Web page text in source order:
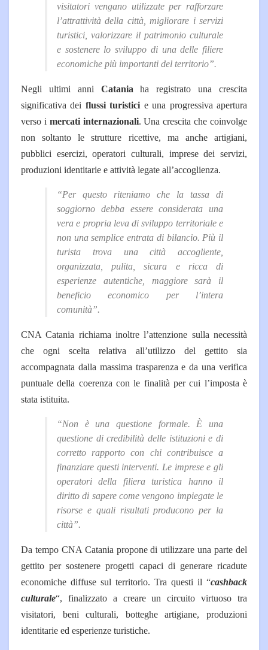
visitatori vengano utilizzate per rafforzare
l’attrattività della città, migliorare i servizi
turistici, valorizzare il patrimonio culturale
e sostenere lo sviluppo di una delle filiere
economiche più importanti del territorio”.
Negli ultimi anni Catania ha registrato una crescita
significativa dei flussi turistici e una progressiva apertura
verso i mercati internazionali. Una crescita che coinvolge
non soltanto le strutture ricettive, ma anche artigiani,
pubblici esercizi, operatori culturali, imprese dei servizi,
produzioni identitarie e attività legate all’accoglienza.
“Per questo riteniamo che la tassa di
soggiorno debba essere considerata una
vera e propria leva di sviluppo territoriale e
non una semplice entrata di bilancio. Più il
turista trova una città accogliente,
organizzata, pulita, sicura e ricca di
esperienze autentiche, maggiore sarà il
beneficio economico per l’intera
comunità”.
CNA Catania richiama inoltre l’attenzione sulla necessità
che ogni scelta relativa all’utilizzo del gettito sia
accompagnata dalla massima trasparenza e da una verifica
puntuale della coerenza con le finalità per cui l’imposta è
stata istituita.
“Non è una questione formale. È una
questione di credibilità delle istituzioni e di
corretto rapporto con chi contribuisce a
finanziare questi interventi. Le imprese e gli
operatori della filiera turistica hanno il
diritto di sapere come vengono impiegate le
risorse e quali risultati producono per la
città”.
Da tempo CNA Catania propone di utilizzare una parte del
gettito per sostenere progetti capaci di generare ricadute
economiche diffuse sul territorio. Tra questi il “cashback
culturale“, finalizzato a creare un circuito virtuoso tra
visitatori, beni culturali, botteghe artigiane, produzioni
identitarie ed esperienze turistiche.